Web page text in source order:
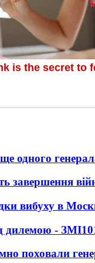
одного
завершення
вибуху в
дилемою - ЗМІ
поховали